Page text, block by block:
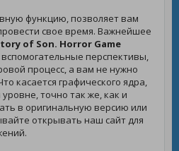
функцию, позволяет вам
свое время. Важнейшее
of Son. Horror Game
вспомогательные перспективы,
процесс, а вам не нужно
касается графического ядра,
точно так же, как и
в оригинальную версию или
открывать наш сайт для